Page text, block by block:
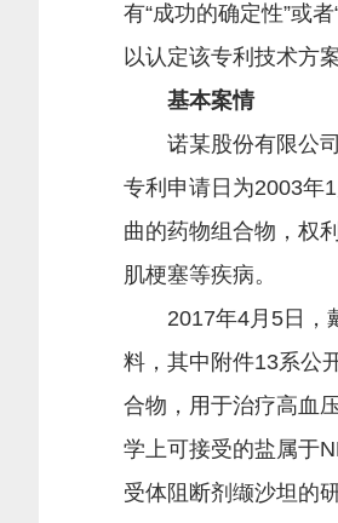
有“成功的确定性”或
以认定该专利技术方
基本案情
诺某股份有限公司
专利申请日为2003年
曲的药物组合物，权
肌梗塞等疾病。
2017年4月5日，戴
料，其中附件13系公
合物，用于治疗高血
学上可接受的盐属于
受体阻断剂缬沙坦的